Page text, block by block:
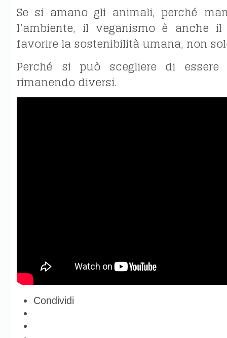
Se si amano gli animali, perché
l’ambiente, il veganismo è anche
favorire la sostenibilità umana, non
Perché si può scegliere di
rimanendo diversi.
Condividi